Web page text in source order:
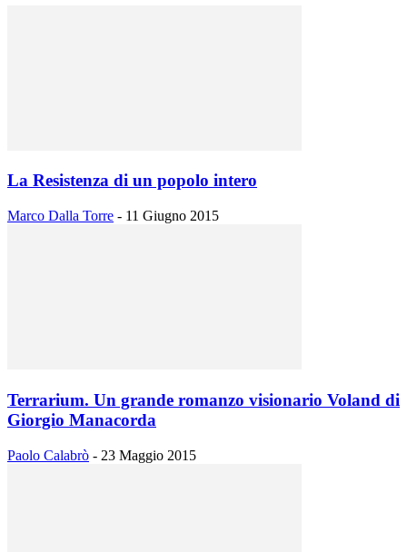
La Resistenza di un popolo intero
Marco Dalla Torre - 11 Giugno 2015
Terrarium. Un grande romanzo visionario Voland di
Giorgio Manacorda
Paolo Calabrò - 23 Maggio 2015